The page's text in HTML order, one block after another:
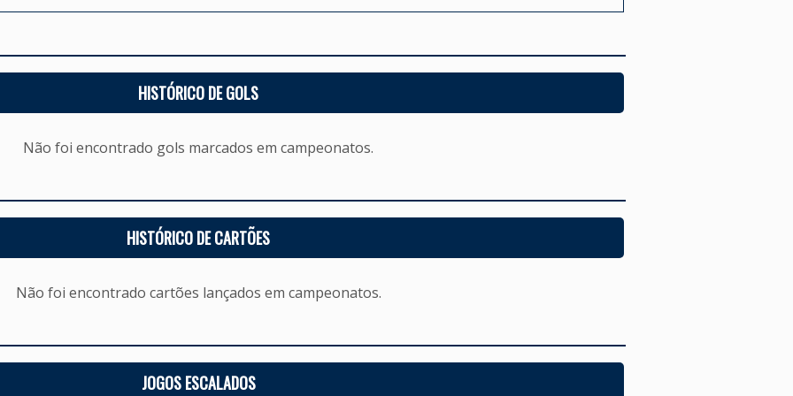
HISTÓRICO DE GOLS
Não foi encontrado gols marcados em campeonatos.
HISTÓRICO DE CARTÕES
Não foi encontrado cartões lançados em campeonatos.
JOGOS ESCALADOS